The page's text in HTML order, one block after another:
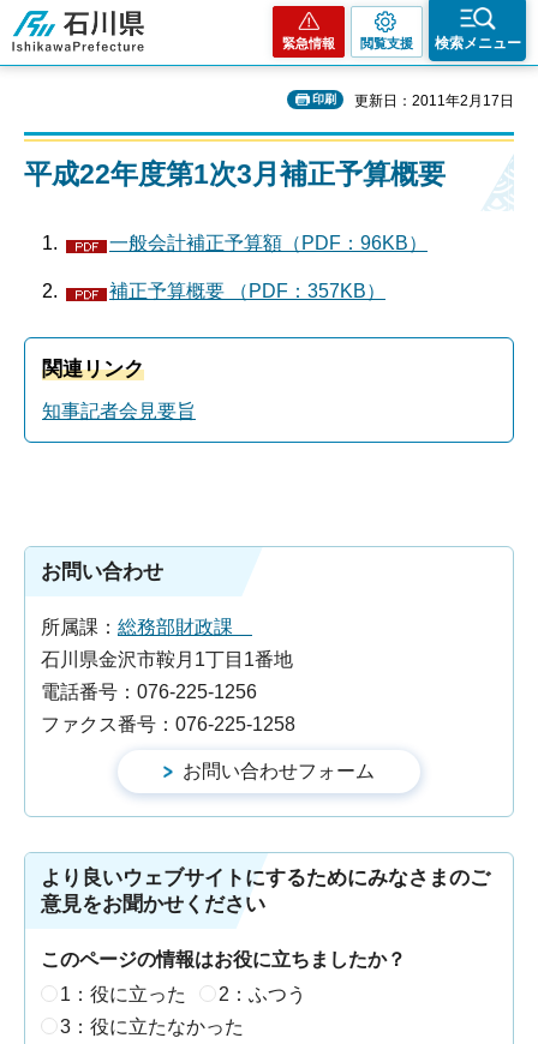
石川県
緊急情報 閲覧支援 検索メニュー
印刷 更新日：2011年2月17日
平成22年度第1次3月補正予算概要
一般会計補正予算額（PDF：96KB）
補正予算概要 （PDF：357KB）
関連リンク
知事記者会見要旨
お問い合わせ
所属課： 総務部財政課
石川県金沢市鞍月1丁目1番地
電話番号：076-225-1256
ファクス番号：076-225-1258
より良いウェブサイトにするためにみなさまのご
意見をお聞かせください
このページの情報はお役に立ちましたか？
1：役に立った
2：ふつう
3：役に立たなかった